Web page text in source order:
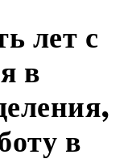
лет с
в
в